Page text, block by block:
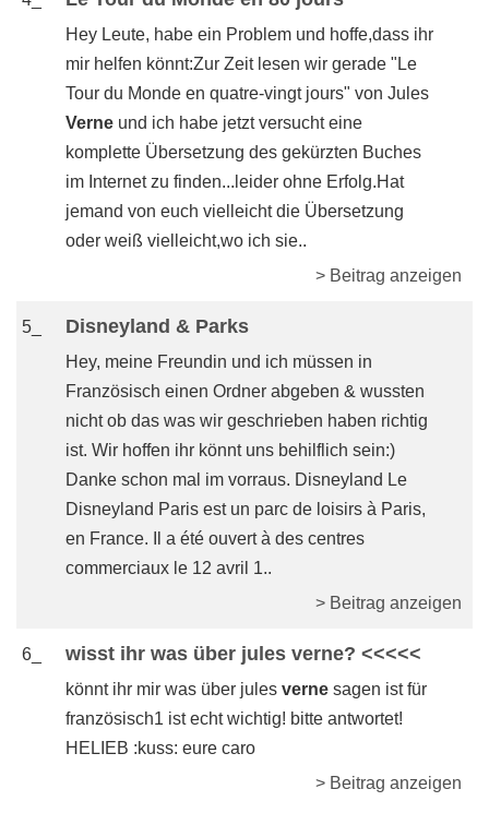
Hey Leute, habe ein Problem und hoffe,dass ihr
mir helfen könnt:Zur Zeit lesen wir gerade "Le
Tour du Monde en quatre-vingt jours" von Jules
Verne und ich habe jetzt versucht eine
komplette Übersetzung des gekürzten Buches
im Internet zu finden...leider ohne Erfolg.Hat
jemand von euch vielleicht die Übersetzung
oder weiß vielleicht,wo ich sie..
> Beitrag anzeigen
5_ Disneyland & Parks
Hey, meine Freundin und ich müssen in
Französisch einen Ordner abgeben & wussten
nicht ob das was wir geschrieben haben richtig
ist. Wir hoffen ihr könnt uns behilflich sein:)
Danke schon mal im vorraus. Disneyland Le
Disneyland Paris est un parc de loisirs à Paris,
en France. Il a été ouvert à des centres
commerciaux le 12 avril 1..
> Beitrag anzeigen
6_ wisst ihr was über jules verne? <<<<<
könnt ihr mir was über jules verne sagen ist für
französisch1 ist echt wichtig! bitte antwortet!
HELIEB :kuss: eure caro
> Beitrag anzeigen